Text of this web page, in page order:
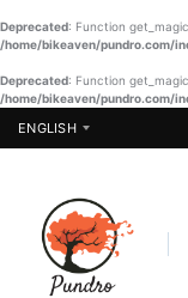
Deprecated: Function
/home/bikeaven/pundro.com/
Deprecated: Function
/home/bikeaven/pundro.com/
ENGLISH
Girls
Sharee-001
BUY NOW
Pakistani
One Piece -
07